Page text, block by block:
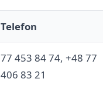
Telefon
77 453 84 74, +48 77
406 83 21